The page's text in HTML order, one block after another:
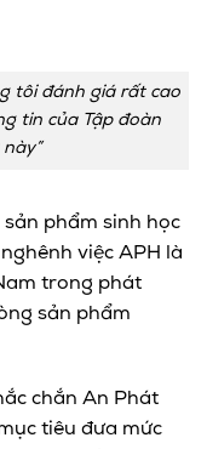
tôi đánh giá rất cao
tin của Tập đoàn
phẩm sinh học
việc APH là
trong phát
sản phẩm
chắn An Phát
tiêu đưa mức